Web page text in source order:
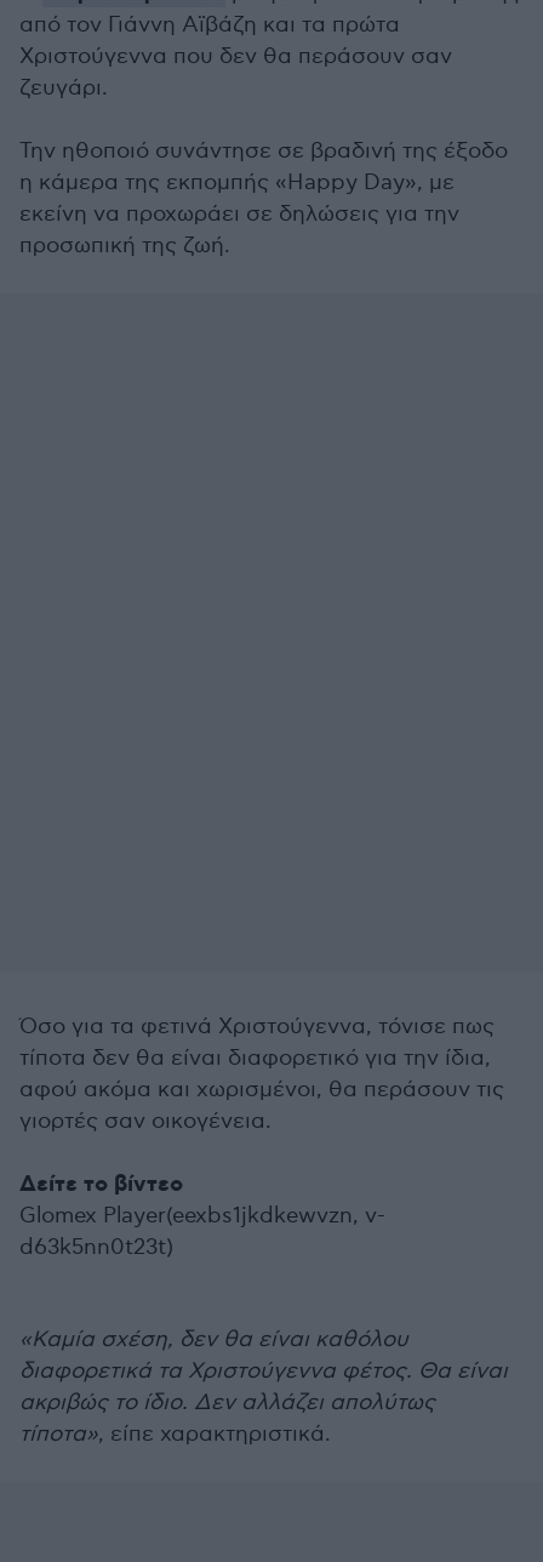
από τον Γιάννη Αϊβάζη και τα πρώτα
Χριστούγεννα που δεν θα περάσουν σαν
ζευγάρι.
Την ηθοποιό συνάντησε σε βραδινή της έξοδο
η κάμερα της εκπομπής «Happy Day», με
εκείνη να προχωράει σε δηλώσεις για την
προσωπική της ζωή.
Όσο για τα φετινά Χριστούγεννα, τόνισε πως
τίποτα δεν θα είναι διαφορετικό για την ίδια,
αφού ακόμα και χωρισμένοι, θα περάσουν τις
γιορτές σαν οικογένεια.
Δείτε το βίντεο
Glomex Player(eexbs1jkdkewvzn, v-
d63k5nn0t23t)
«Καμία σχέση, δεν θα είναι καθόλου
διαφορετικά τα Χριστούγεννα φέτος. Θα είναι
ακριβώς το ίδιο. Δεν αλλάζει απολύτως
τίποτα», είπε χαρακτηριστικά.